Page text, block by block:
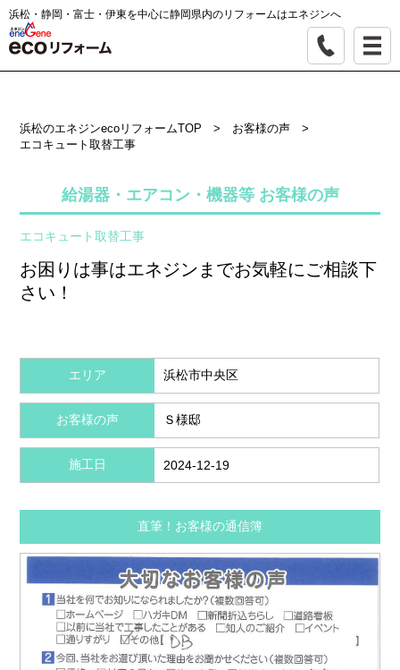
浜松・静岡・富士・伊東を中心に静岡県内のリフォームはエネジンへ
浜松のエネジンecoリフォームTOP > お客様の声 >
エコキュート取替工事
給湯器・エアコン・機器等 お客様の声
エコキュート取替工事
お困りは事はエネジンまでお気軽にご相談下
さい！
エリア 浜松市中央区
お客様の声 Ｓ様邸
施工日 2024-12-19
直筆！お客様の通信簿